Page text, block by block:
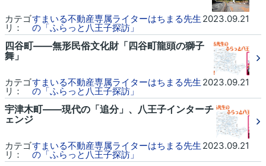
カテゴ
リ：
すまいる不動産専属ライターはちまる先生
の「ふらっと八王子探訪」
2023.09.21
四谷町――無形民俗文化財「四谷町龍頭の獅子
舞」
カテゴ
リ：
すまいる不動産専属ライターはちまる先生
の「ふらっと八王子探訪」
2023.09.21
宇津木町――現代の「追分」、八王子インターチ
ェンジ
カテゴ
リ：
すまいる不動産専属ライターはちまる先生
の「ふらっと八王子探訪」
2023.09.21